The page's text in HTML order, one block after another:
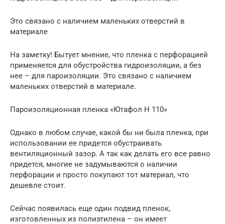
Это связано с наличием маленьких отверстий в
материале
На заметку! Бытует мнение, что пленка с перфорацией
применяется для обустройства гидроизоляции, а без
нее – для пароизоляции. Это связано с наличием
маленьких отверстий в материале.
Пароизоляционная пленка «Ютафол Н 110»
Однако в любом случае, какой бы ни была пленка, при
использовании ее придется обустраивать
вентиляционный зазор. А так как делать его все равно
придется, многие не задумываются о наличии
перфорации и просто покупают тот материал, что
дешевле стоит.
Сейчас появилась еще один подвид пленок,
изготовленных из полиэтилена – он имеет